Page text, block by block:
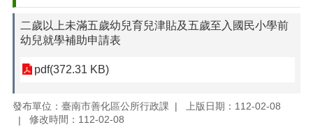
二歲以上未滿五歲幼兒育兒津貼及五歲至入國民小學前
幼兒就學補助申請表
pdf(372.31 KB)
發布單位：臺南市善化區公所行政課
上版日期：112-02-08
修改時間：112-02-08